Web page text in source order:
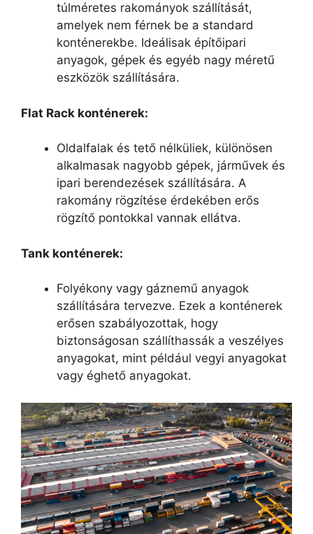
túlméretes rakományok szállítását,
amelyek nem férnek be a standard
konténerekbe. Ideálisak építőipari
anyagok, gépek és egyéb nagy méretű
eszközök szállítására.
Flat Rack konténerek:
Oldalfalak és tető nélküliek, különösen
alkalmasak nagyobb gépek, járművek és
ipari berendezések szállítására. A
rakomány rögzítése érdekében erős
rögzítő pontokkal vannak ellátva.
Tank konténerek:
Folyékony vagy gáznemű anyagok
szállítására tervezve. Ezek a konténerek
erősen szabályozottak, hogy
biztonságosan szállíthassák a veszélyes
anyagokat, mint például vegyi anyagokat
vagy éghető anyagokat.